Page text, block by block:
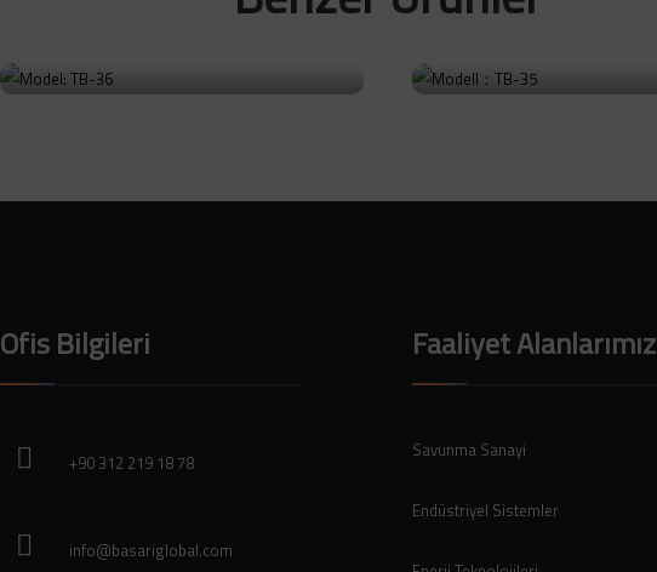
Ofis Bilgileri
+90 312 219 18 78
info@basariglobal.com
Faaliyet Alanlarımız
Savunma Sanayi
Endüstriyel Sistemler